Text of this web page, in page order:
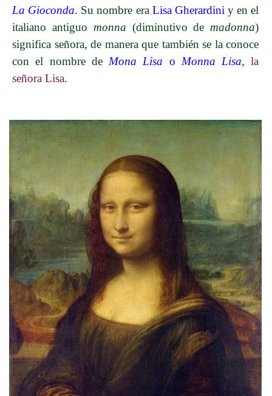
La Gioconda. Su nombre era Lisa Gherardini y en el
italiano antiguo monna (diminutivo de madonna)
significa señora, de manera que también se la conoce
con el nombre de Mona Lisa o Monna Lisa,la
señora Lisa.